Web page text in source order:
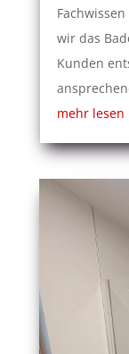
wir das
Kunden
mehr lesen